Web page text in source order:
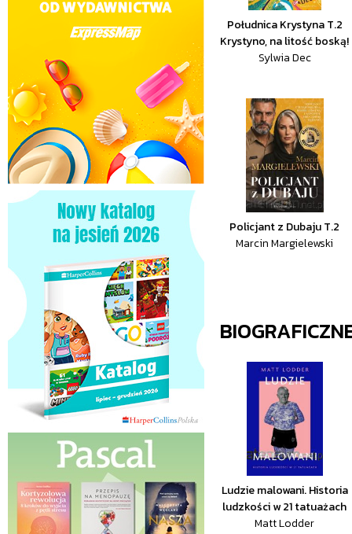
Południca Krystyna T.2
Krystyno, na litość boską!
Sylwia Dec
Policjant z Dubaju T.2
Marcin Margielewski
Ludzie malowani. Historia
ludzkości w 21 tatuażach
Matt Lodder